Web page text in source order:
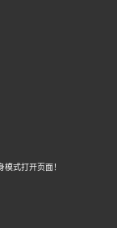
式打开页面！